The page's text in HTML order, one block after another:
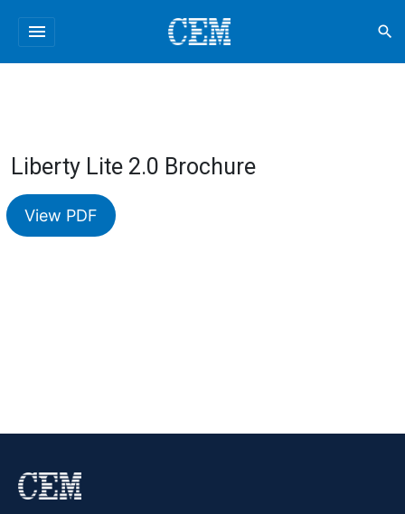
menu search
Liberty Lite 2.0 Brochure
View PDF